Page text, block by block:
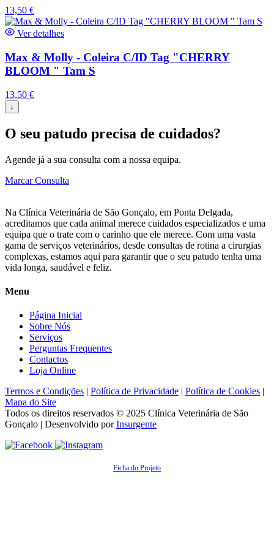
13,50 €
Ver detalhes
Max & Molly - Coleira C/ID Tag "CHERRY
BLOOM " Tam S
13,50 €
↓
O seu patudo precisa de cuidados?
Agende já a sua consulta com a nossa equipa.
Marcar Consulta
Na Clínica Veterinária de São Gonçalo, em Ponta Delgada,
acreditamos que cada animal merece cuidados especializados e uma
equipa que o trate com o carinho que ele merece. Com uma vasta
gama de serviços veterinários, desde consultas de rotina a cirurgias
complexas, estamos aqui para garantir que o seu patudo tenha uma
vida longa, saudável e feliz.
Menu
Página Inicial
Sobre Nós
Serviços
Perguntas Frequentes
Contactos
Loja Online
Termos e Condições | Política de Privacidade | Política de Cookies |
Mapa do Site
Todos os direitos reservados © 2025 Clínica Veterinária de São
Gonçalo | Desenvolvido porInsurgente
Ficha do Projeto